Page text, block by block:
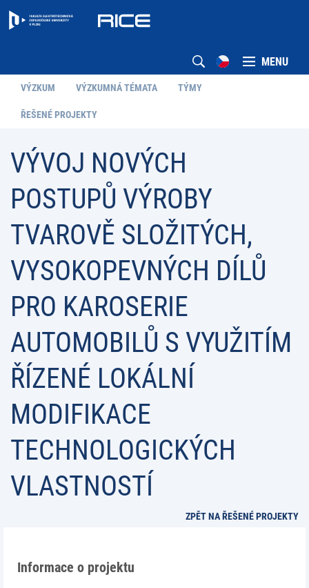
MENU
VÝZKUM VÝZKUMNÁ TÉMATA TÝMY
ŘEŠENÉ PROJEKTY
VÝVOJ NOVÝCH
POSTUPŮ VÝROBY
TVAROVĚ SLOŽITÝCH,
VYSOKOPEVNÝCH DÍLŮ
PRO KAROSERIE
AUTOMOBILŮ S VYUŽITÍM
ŘÍZENÉ LOKÁLNÍ
MODIFIKACE
TECHNOLOGICKÝCH
VLASTNOSTÍ
ZPĚT NA ŘEŠENÉ PROJEKTY
Informace o projektu